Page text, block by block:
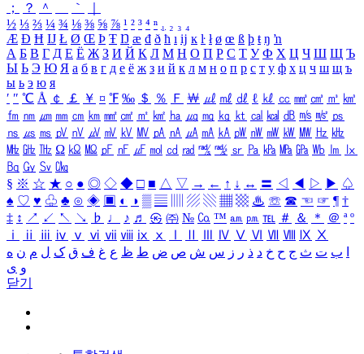
；
？ ＾ ｀
½ ⅓ ⅔ ¼ ¾ ⅛ ⅜ ⅝ ⅞ ¹ ² ³ ⁴ ⁿ ₁ ₂ ₃ ₄
Æ Ð Ħ Ĳ Ł Ø Œ Þ Ŧ Ŋ æ đ ð ħ ı ĳ ĸ ŀ ł ø œ ß þ ŧ ŋ ŉ
А Б В Г Д Е Ё Ж З И Й К Л М Н О П Р С Т У Ф Х Ц Ч Ш Щ Ъ
Ы Ь Э Ю Я а б в г д е ё ж з и й к л м н о п р с т у ф х ц ч ш щ ъ
ы ь э ю я
′ ″ ℃ Å ￠ ￡ ￥ ¤ ℉ ‰ ＄ ％ Ｆ ￦ ㎕ ㎖ ㎗ ℓ ㎘ ㏄ ㎣ ㎤ ㎥ ㎦
㎙ ㎚ ㎛ ㎜ ㎝ ㎞ ㎟ ㎠ ㎡ ㎢ ㏊ ㎍ ㎎ ㎏ ㏏ ㎈ ㎉ ㏈ ㎧ ㎨ ㎰
㎱ ㎲ ㎳ ㎴ ㎵ ㎶ ㎷ ㎸ ㎹ ㎀ ㎁ ㎂ ㎃ ㎄ ㎺ ㎻ ㎽ ㎾ ㎿ ㎐ ㎑
㎒ ㎓ ㎔ Ω ㏀ ㏁ ㎊ ㎋ ㎌ ㏖ ㏅ ㎭ ㎮ ㎯ ㏛ ㎩ ㎪ ㎫ ㎬ ㏝ ㏐
㏓
㏃ ㏉ ㏜ ㏆
§ ※ ☆ ★ ○ ● ◎ ◇ ◆ □ ■ △ ▽ → ← ↑ ↓ ↔ 〓 ◁ ◀ ▷ ▶ ♤
♠ ♡ ♥ ♧ ♣ ⊙ ◈ ▣ ◐ ◑ ▒ ▤ ▨ ▧ ▦ ▩ ♨ ☏ ☎ ☜ ☞ ¶ †
‡ ↕ ↗ ↙ ↖ ↘ ♭ ♩ ♪ ♬ ㉿ ㈜ № ㏇ ™ ㏂ ㏘ ℡ ＃ ＆ ＊ ＠ ª º
ⅰ
ⅱ ⅲ ⅳ ⅴ ⅵ ⅶ ⅷ ⅸ ⅹ Ⅳ Ⅴ Ⅵ Ⅶ Ⅷ Ⅸ Ⅹ
ب ت ث ج ح خ د ذ ر ز س ش ص ض ط ظ ع غ ف ق ک ل م ن ه
و ی
닫기